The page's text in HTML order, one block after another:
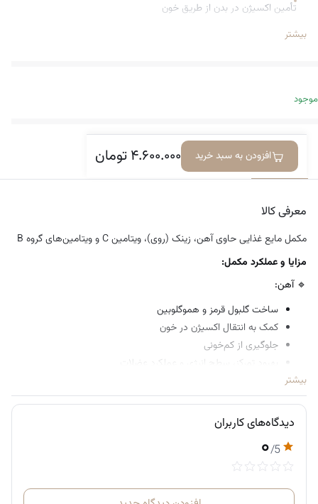
تأمین اکسیژن در بدن از طریق خون
افزایش جذب آهن
حفظ عملکرد طبیعی قلب
حمایت از عملکرد طبیعی اعصاب و تولید انرژی
تقویت سیستم ایمنی
حفظ سلامت پوست، مو و ناخن‌ها
بیشتر
موجود
۴.۶۰۰.۰۰۰تومان افزودن به سبد خریدمعرفی کالا دیدگاه‌ها
معرفی کالا
مکمل مایع غذایی حاوی آهن، زینک (روی)، ویتامین C و ویتامین‌های گروه B
مزایا و عملکرد مکمل:
🔹 آهن:
ساخت گلبول قرمز و هموگلوبین
کمک به انتقال اکسیژن در خون
جلوگیری از کم‌خونی
بهبود تمرکز، سطح انرژی و عملکرد عضلات
🔹 ویتامین C:
افزایش جذب آهن غیرهم (گیاهی)
تقویت سیستم ایمنی
مقابله با استرس اکسیداتیو
🔹 ویتامین‌های گروه B:
بیشتر
دیدگاه‌های کاربران
۰/5